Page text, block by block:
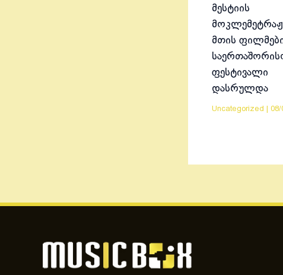
მესტიის
მთის
ფესტივალი
დასრულდა
Uncategorized 08/